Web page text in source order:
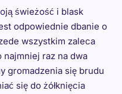
świeżość i blask
odpowiednie dbanie o
wszystkim zaleca
raz na dwa
gromadzenia się brudu
się do żółknięcia